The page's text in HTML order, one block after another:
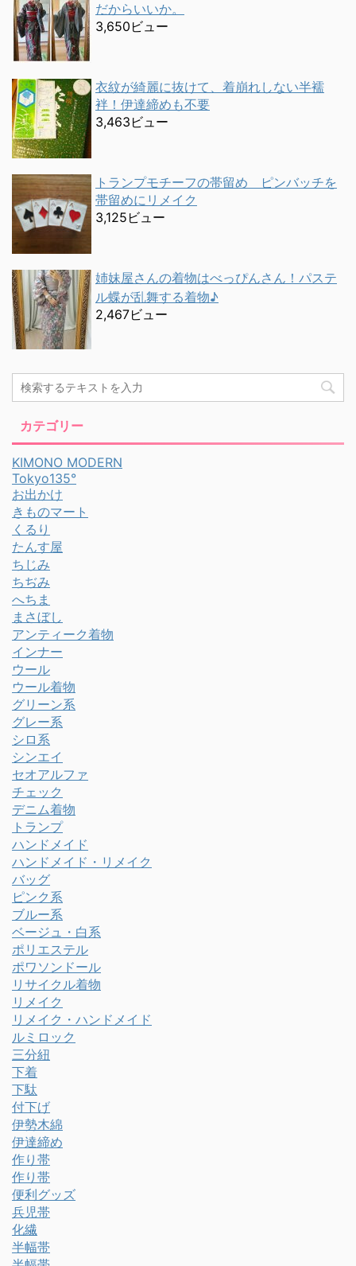
だからいいか。
3,650ビュー
衣紋が綺麗に抜けて、着崩れしない半襦
袢！伊達締めも不要
3,463ビュー
トランプモチーフの帯留め ピンバッチを
帯留めにリメイク
3,125ビュー
姉妹屋さんの着物はべっぴんさん！パステ
ル蝶が乱舞する着物♪
2,467ビュー
カテゴリー
KIMONO MODERN
Tokyo135°
お出かけ
きものマート
くるり
たんす屋
ちじみ
ちぢみ
へちま
まさぼし
アンティーク着物
インナー
ウール
ウール着物
グリーン系
グレー系
シロ系
シンエイ
セオアルファ
チェック
デニム着物
トランプ
ハンドメイド
ハンドメイド・リメイク
バッグ
ピンク系
ブルー系
ベージュ・白系
ポリエステル
ポワソンドール
リサイクル着物
リメイク
リメイク・ハンドメイド
ルミロック
三分紐
下着
下駄
付下げ
伊勢木綿
伊達締め
作り帯
作り帯
便利グッズ
兵児帯
化繊
半幅帯